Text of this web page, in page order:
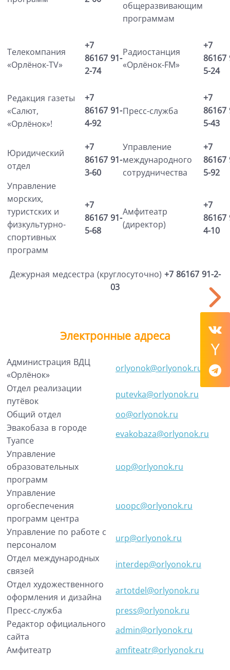
общеразвивающим
программам
Телекомпания
«Орлёнок-TV»
+7
86167 91-
2-74
Радиостанция
«Орлёнок-FM»
+7
86167
5-24
Редакция газеты
«Салют,
«Орлёнок»!
+7
86167 91-
4-92
Пресс-служба
+7
86167
5-43
Юридический
отдел
+7
86167 91-
3-60
Управление
международного
сотрудничества
+7
86167
5-92
Управление
морских,
туристских и
физкультурно-
спортивных
программ
+7
86167 91-
5-68
Амфитеатр
(директор)
+7
86167
4-10
Дежурная медсестра (круглосуточно) +7 86167 91-2-
03
Электронные адреса
Администрация ВДЦ
«Орлёнок»
orlyonok@orlyonok.ru
Отдел реализации
путёвок
putevka@orlyonok.ru
Общий отдел
oo@orlyonok.ru
Эвакобаза в городе
Туапсе
evakobaza@orlyonok.ru
Управление
образовательных
программ
uop@orlyonok.ru
Управление
оргобеспечения
программ центра
uoopc@orlyonok.ru
Управление по работе с
персоналом
urp@orlyonok.ru
Отдел международных
связей
interdep@orlyonok.ru
Отдел художественного
оформления и дизайна
artotdel@orlyonok.ru
Пресс-служба
press@orlyonok.ru
Редактор официального
сайта
admin@orlyonok.ru
Амфитеатр
amfiteatr@orlyonok.ru